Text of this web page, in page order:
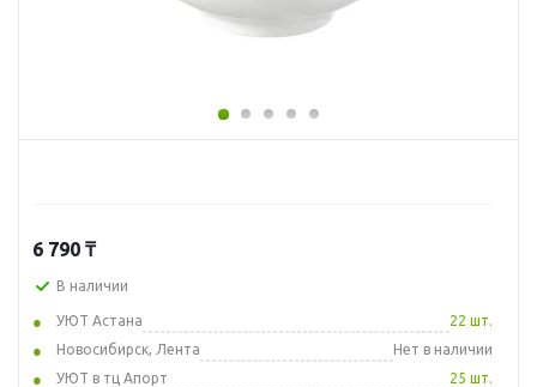
6 790 ₸
В наличии
УЮТ Астана
22 шт.
Новосибирск, Лента
Нет в наличии
УЮТ в тц Апорт
25 шт.